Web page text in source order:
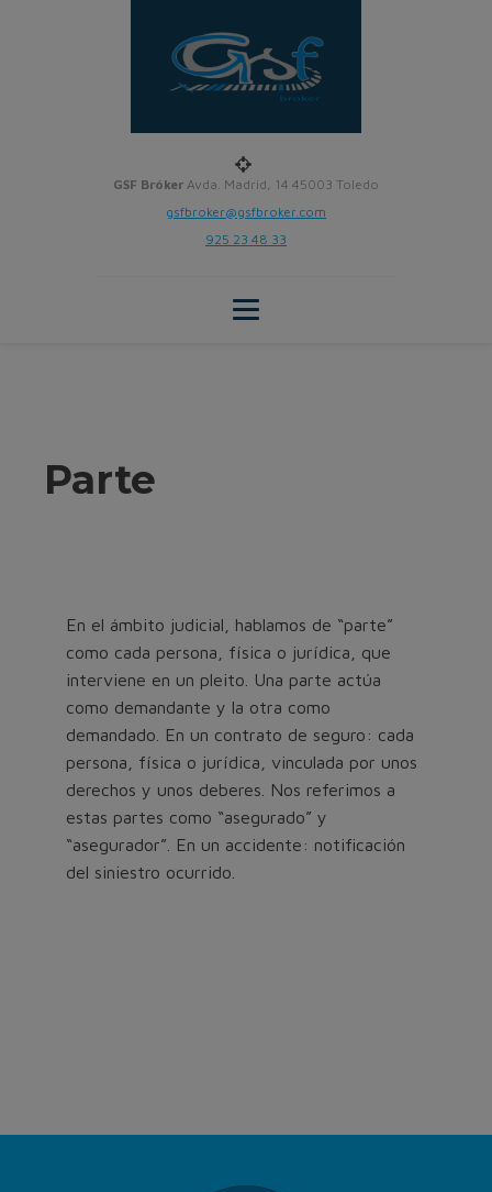
GSF Bróker Avda. Madrid, 14 45003 Toledo
gsfbroker@gsfbroker.com
925 23 48 33
Parte
En el ámbito judicial, hablamos de “parte”
como cada persona, física o jurídica, que
interviene en un pleito. Una parte actúa
como demandante y la otra como
demandado. En un contrato de seguro: cada
persona, física o jurídica, vinculada por unos
derechos y unos deberes. Nos referimos a
estas partes como “asegurado” y
“asegurador”. En un accidente: notificación
del siniestro ocurrido.